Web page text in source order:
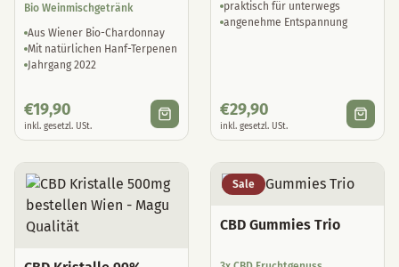
Bio Weinmischgetränk
Aus Wiener Bio-Chardonnay
Mit natürlichen Hanf-Terpenen
Jahrgang 2022
€19,90
inkl. gesetzl. USt.
praktisch für unterwegs
angenehme Entspannung
€29,90
inkl. gesetzl. USt.
Sale
CBD Gummies Trio